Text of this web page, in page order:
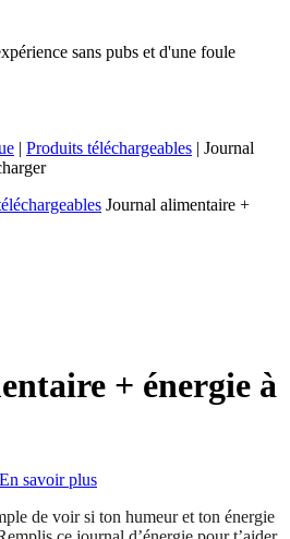
sans pubs et d'une foule
| Produits téléchargeables | Journal
Journal alimentaire +
+ énergie à
En savoir plus
de voir si ton humeur et ton énergie